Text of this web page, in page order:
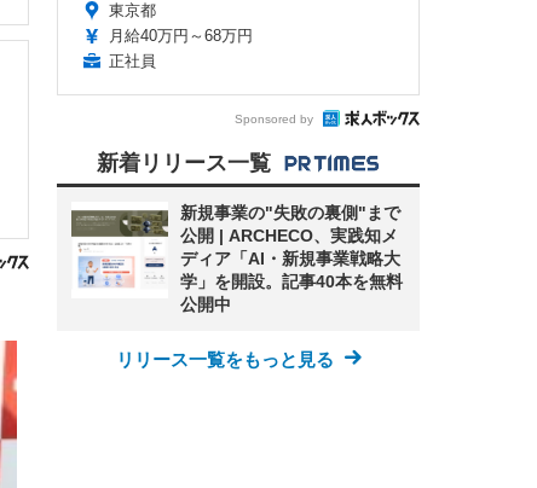
東京都
月給40万円～68万円
正社員
Sponsored by
新着リリース一覧
新規事業の"失敗の裏側"まで
公開 | ARCHECO、実践知メ
ディア「AI・新規事業戦略大
学」を開設。記事40本を無料
公開中
リリース一覧をもっと見る